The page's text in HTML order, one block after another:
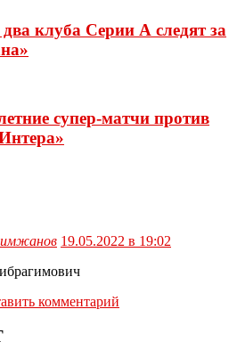
клуба Серии А следят за
супер-матчи против
19.05.2022 в 19:02
комментарий